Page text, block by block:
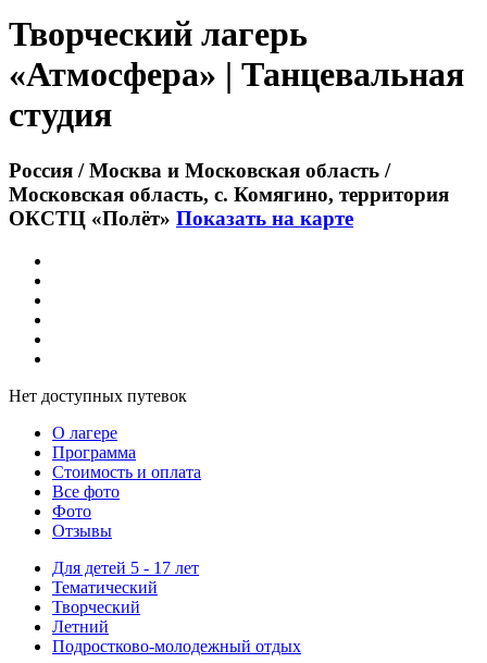
Творческий лагерь
«Атмосфера» | Танцевальная
студия
Россия / Москва и Московская область /
Московская область, с. Комягино, территория
ОКСТЦ «Полёт» Показать на карте
Нет доступных путевок
О лагере
Программа
Стоимость и оплата
Все фото
Фото
Отзывы
Для детей 5 - 17 лет
Тематический
Творческий
Летний
Подростково-молодежный отдых